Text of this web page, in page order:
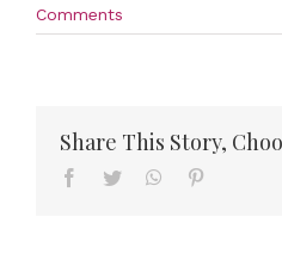
Comments
Share This Story,
Facebook
Twitter WhatsApp